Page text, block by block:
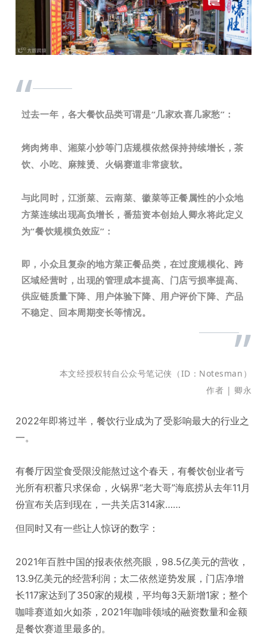
“
过去一年，各大餐饮品类可谓是“几家欢喜几家愁”：
烤肉烤串、湘菜小炒等门店规模依然保持持续增长，茶
饮、小吃、麻辣烫、火锅赛道非常疲软。
与此同时，江浙菜、云南菜、徽菜等正餐属性的小众地
方菜连续出现高负增长，番茄资本创始人卿永将此定义
为“餐饮规模负效应”：
即，小众且复杂的地方菜正餐品类，在过度规模化、跨
区域经营时，出现的管理成本提高、门店亏损率提高、
供应链质量下降、用户体验下降、用户评价下降、产品
不稳定、回本周期变长等情况。
”
本文经授权转自公众号笔记侠 （ID：Notesman）
作者 | 卿永
2022年即将过半，餐饮行业成为了受影响最大的行业之
一。
有餐厅因堂食受限没能熬过这个春天， 有餐饮创业者亏
光所有积蓄只求保命， 火锅界“老大哥”海底捞从去年11月
份宣布关店到现在，一共关店314家……
但同时又有一些让人惊讶的数字：
2021年百胜中国的报表依然亮眼， 98.5亿美元的营收，
13.9亿美元的经营利润； 太二依然逆势发展， 门店净增
长117家达到了350家的规模，平均每3天新增1家； 整个
咖啡赛道如火如荼 ，2021年咖啡领域的融资数量和金额
是餐饮赛道里最多的。